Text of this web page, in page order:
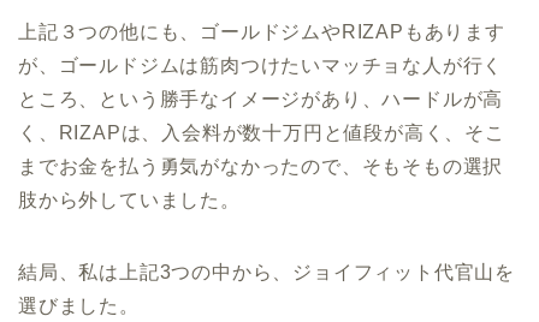
上記３つの他にも、ゴールドジムやRIZAPもあります
が、ゴールドジムは筋肉つけたいマッチョな人が行く
ところ、という勝手なイメージがあり、ハードルが高
く、RIZAPは、入会料が数十万円と値段が高く、そこ
までお金を払う勇気がなかったので、そもそもの選択
肢から外していました。
結局、私は上記3つの中から、ジョイフィット代官山を
選びました。